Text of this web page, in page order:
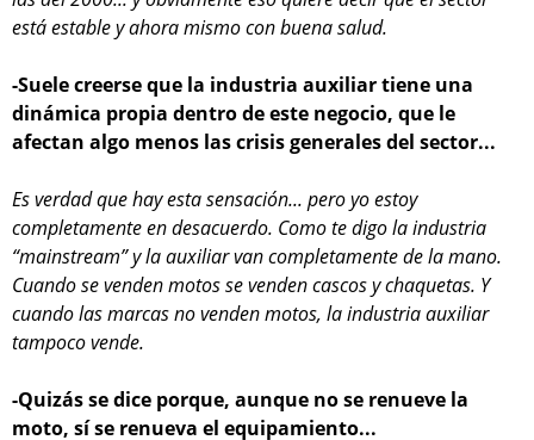
está estable y ahora mismo con buena salud.
-Suele creerse que la industria auxiliar tiene una
dinámica propia dentro de este negocio, que le
afectan algo menos las crisis generales del sector...
Es verdad que hay esta sensación... pero yo estoy
completamente en desacuerdo. Como te digo la industria
“mainstream” y la auxiliar van completamente de la mano.
Cuando se venden motos se venden cascos y chaquetas. Y
cuando las marcas no venden motos, la industria auxiliar
tampoco vende.
-Quizás se dice porque, aunque no se renueve la
moto, sí se renueva el equipamiento...